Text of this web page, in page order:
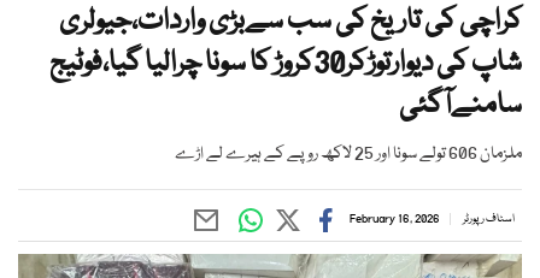
کراچی کی تاریخ کی سب سےبڑی واردات،جیولری
شاپ کی دیوارتوڑکر30کروڑ کا سونا چرالیا گیا،فوٹیج
سامنےآگئی
ملزمان 606 تولے سونا اور 25 لاکھ روپے کے ہیرے لے اڑے
اسٹاف رپورٹر February 16, 2026